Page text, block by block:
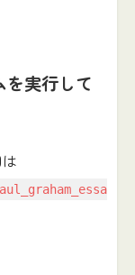
を実行して